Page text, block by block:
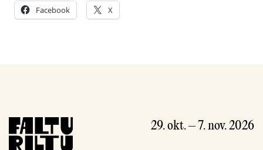
Facebook X
29. okt. – 7. nov. 2026